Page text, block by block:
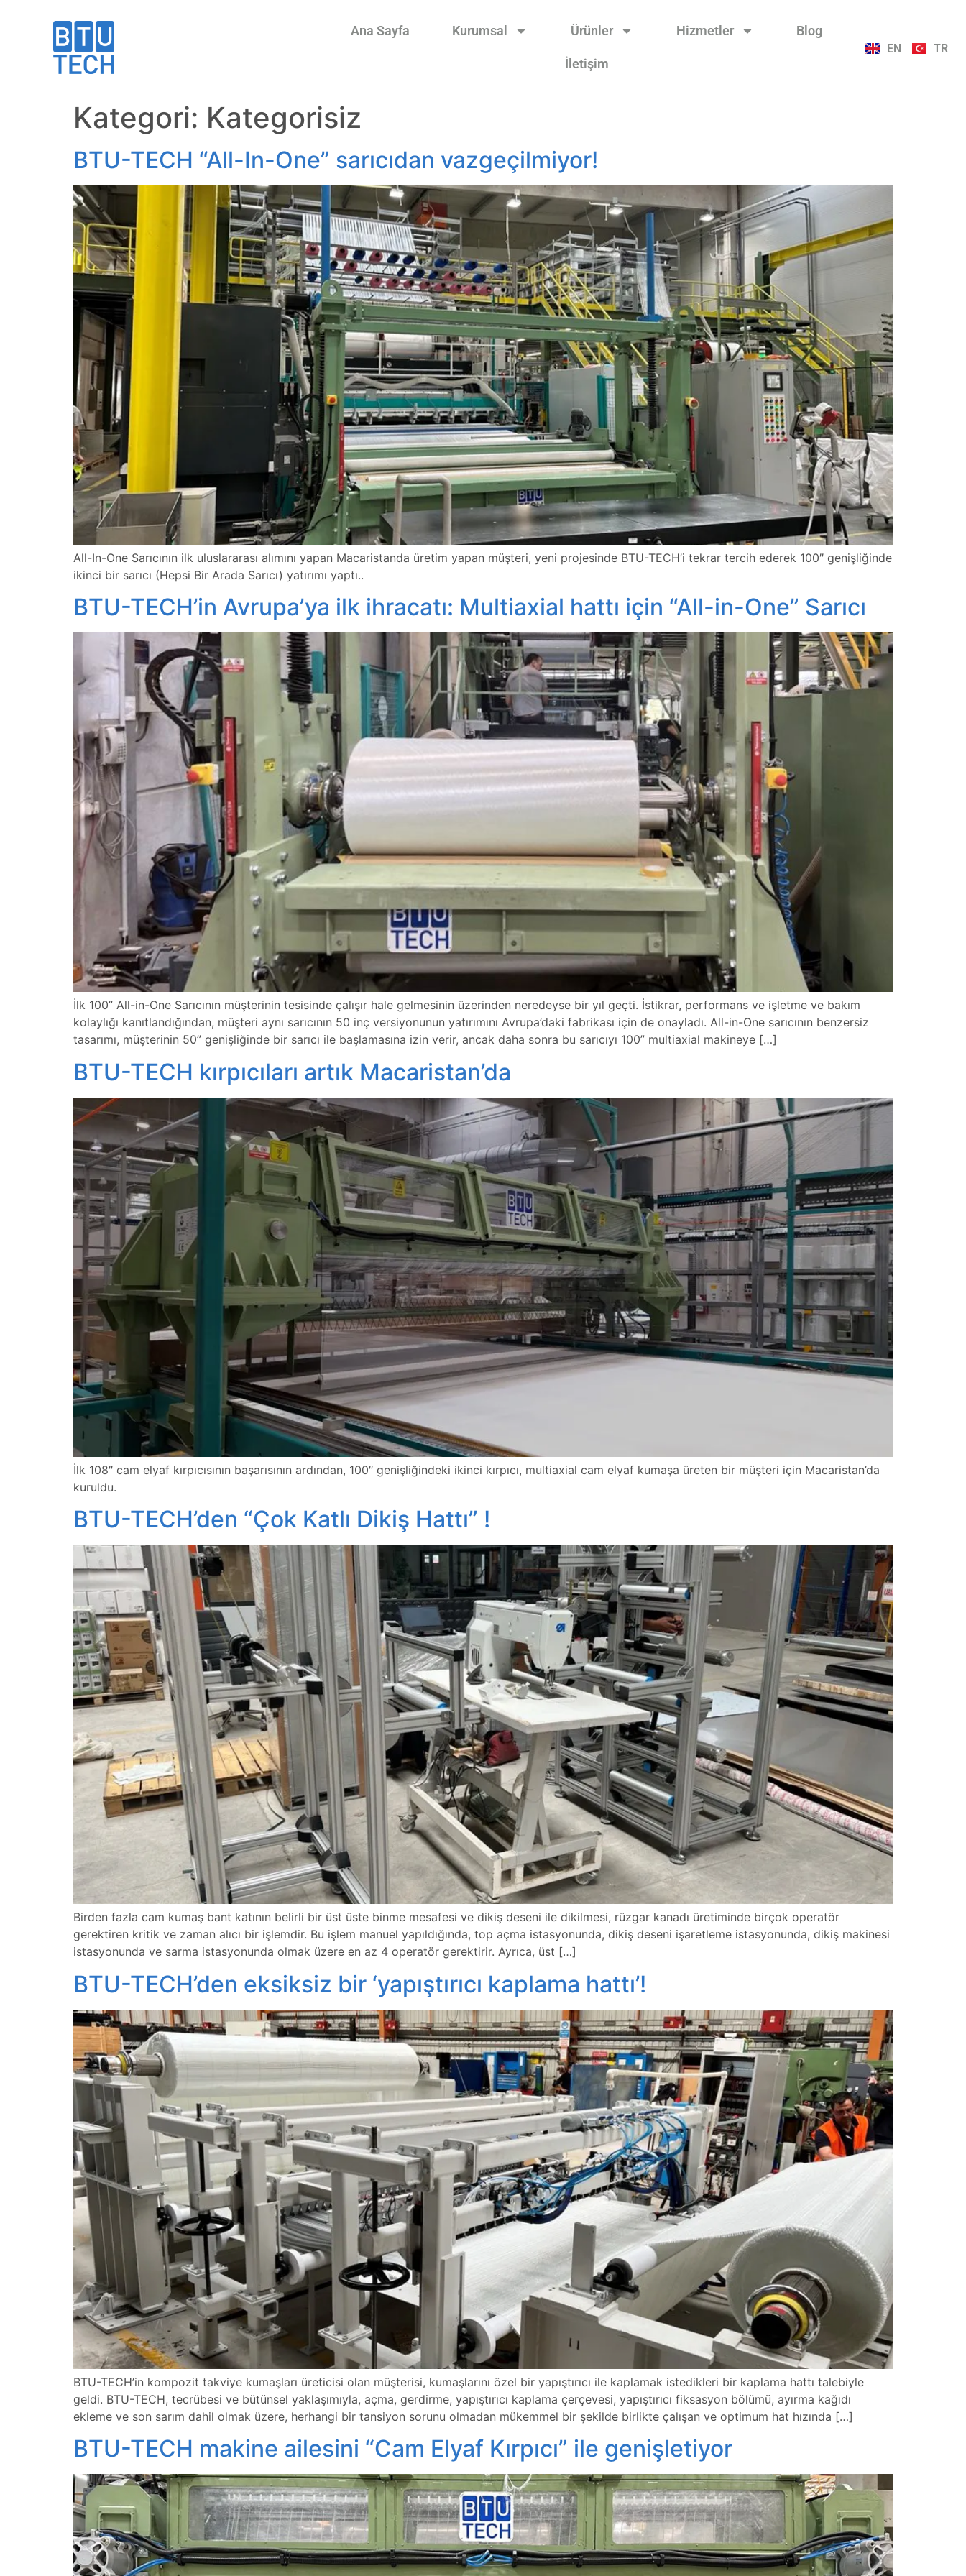
Ana Sayfa Kurumsal Ürünler Hizmetler Blog
İletişim
EN TR
Kategori: Kategorisiz
BTU-TECH “All-In-One” sarıcıdan vazgeçilmiyor!
All-In-One Sarıcının ilk uluslararası alımını yapan Macaristanda üretim yapan müşteri, yeni projesinde BTU-TECH’i tekrar tercih ederek 100″ genişliğinde
ikinci bir sarıcı (Hepsi Bir Arada Sarıcı) yatırımı yaptı..
BTU-TECH’in Avrupa’ya ilk ihracatı: Multiaxial hattı için “All-in-One” Sarıcı
İlk 100” All-in-One Sarıcının müşterinin tesisinde çalışır hale gelmesinin üzerinden neredeyse bir yıl geçti. İstikrar, performans ve işletme ve bakım
kolaylığı kanıtlandığından, müşteri aynı sarıcının 50 inç versiyonunun yatırımını Avrupa’daki fabrikası için de onayladı. All-in-One sarıcının benzersiz
tasarımı, müşterinin 50” genişliğinde bir sarıcı ile başlamasına izin verir, ancak daha sonra bu sarıcıyı 100” multiaxial makineye […]
BTU-TECH kırpıcıları artık Macaristan’da
İlk 108″ cam elyaf kırpıcısının başarısının ardından, 100″ genişliğindeki ikinci kırpıcı, multiaxial cam elyaf kumaşa üreten bir müşteri için Macaristan’da
kuruldu.
BTU-TECH’den “Çok Katlı Dikiş Hattı” !
Birden fazla cam kumaş bant katının belirli bir üst üste binme mesafesi ve dikiş deseni ile dikilmesi, rüzgar kanadı üretiminde birçok operatör
gerektiren kritik ve zaman alıcı bir işlemdir. Bu işlem manuel yapıldığında, top açma istasyonunda, dikiş deseni işaretleme istasyonunda, dikiş makinesi
istasyonunda ve sarma istasyonunda olmak üzere en az 4 operatör gerektirir. Ayrıca, üst […]
BTU-TECH’den eksiksiz bir ‘yapıştırıcı kaplama hattı’!
BTU-TECH’in kompozit takviye kumaşları üreticisi olan müşterisi, kumaşlarını özel bir yapıştırıcı ile kaplamak istedikleri bir kaplama hattı talebiyle
geldi. BTU-TECH, tecrübesi ve bütünsel yaklaşımıyla, açma, gerdirme, yapıştırıcı kaplama çerçevesi, yapıştırıcı fiksasyon bölümü, ayırma kağıdı
ekleme ve son sarım dahil olmak üzere, herhangi bir tansiyon sorunu olmadan mükemmel bir şekilde birlikte çalışan ve optimum hat hızında […]
BTU-TECH makine ailesini “Cam Elyaf Kırpıcı” ile genişletiyor